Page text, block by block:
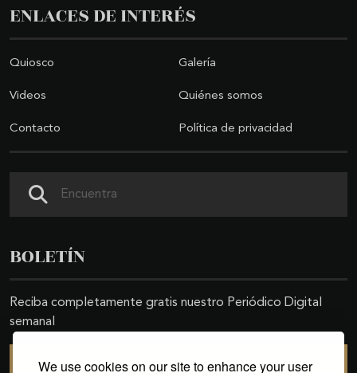
We use cookies on our site to enhance your user
ENLACES DE INTERÉS
Quiosco Galería
Videos Quiénes somos
Contacto Política de privacidad
BOLETÍN
Reciba completamente gratis nuestro Periódico Digital
semanal
SUSCRIBIRSE